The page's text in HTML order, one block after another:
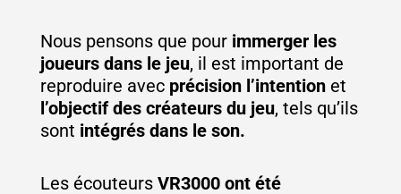
Nous pensons que pour immerger les
joueurs dans le jeu, il est important de
reproduire avec précision l’intention et
l’objectif des créateurs du jeu, tels qu’ils
sont intégrés dans le son.
Les écouteurs VR3000 ont été